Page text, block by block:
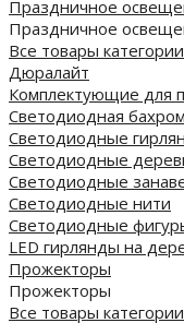
Праздничное
Праздничное
Все товары категории
Дюралайт
Комплектующие для
Светодиодная
Светодиодные
Светодиодные
Светодиодные
Светодиодные нити
Светодиодные
LED гирлянды на
Прожекторы
Прожекторы
Все товары категории